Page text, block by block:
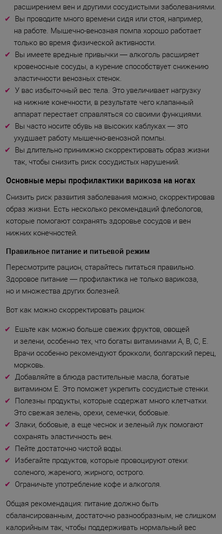
расширением вен и другими сосудистыми заболеваниями.
Вы проводите много времени сидя или стоя, например,
на работе. Мышечно-венозная помпа хорошо работает
только во время физической активности.
Вы имеете вредные привычки — алкоголь расширяет
кровеносные сосуды, а курение способствует снижению
эластичности венозных стенок.
У вас избыточный вес тела. Это увеличивает нагрузку
на нижние конечности, в результате чего клапанный
аппарат перестает справляться со своими функциями.
Вы часто носите обувь на высоких каблуках — это
ухудшает работу мышечно-венозной помпы.
Вы длительно принимжно скорректировать образ жизни
так, чтобы снизить риск сосудистых нарушений.
Основные меры профилактики варикоза на ногах
Снизить риск развития заболевания можно, скорректировав
образ жизни. Есть несколько рекомендаций флебологов,
которые помогают сохранять здоровье сосудов и вен
нижних конечностей.
Правильное питание и питьевой режим
Пересмотрите рацион, старайтесь питаться правильно.
Здоровое питание — профилактика не только варикоза,
но и множества других болезней.
Вот как можно скорректировать рацион:
Ешьте как можно больше свежих фруктов, овощей
и зелени, особенно тех, что богаты витаминами A, B, C, E.
Врачи особенно рекомендуют брокколи, болгарский перец,
морковь.
Добавляйте в блюда растительные масла, богатые
витамином E. Это поможет укрепить сосудистые стенки.
Полезны продукты, которые содержат много клетчатки.
Это свежая зелень, орехи, семечки, бобовые.
Злаки, бобовые, а еще чеснок и зеленый лук помогают
сохранять эластичность вен.
Пейте достаточно чистой воды.
Избегайте продуктов, которые провоцируют отеки:
соленого, жареного, жирного, острого.
Ограничьте употребление кофе и алкоголя.
Общая рекомендация: питание должно быть
сбалансированным, достаточно разнообразным, не слишком
калорийным так, чтобы поддерживать нормальный вес